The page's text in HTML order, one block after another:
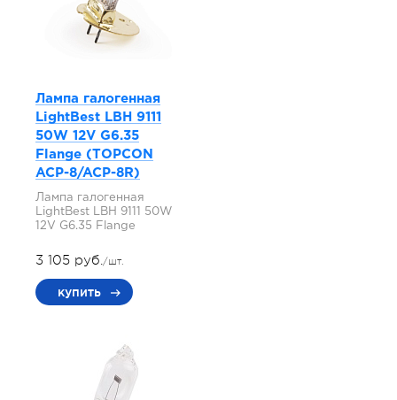
Лампа галогенная
LightBest LBH 9111
50W 12V G6.35
Flange (TOPCON
ACP-8/ACP-8R)
Лампа галогенная
LightBest LBH 9111 50W
12V G6.35 Flange
3 105 руб./шт.
купить